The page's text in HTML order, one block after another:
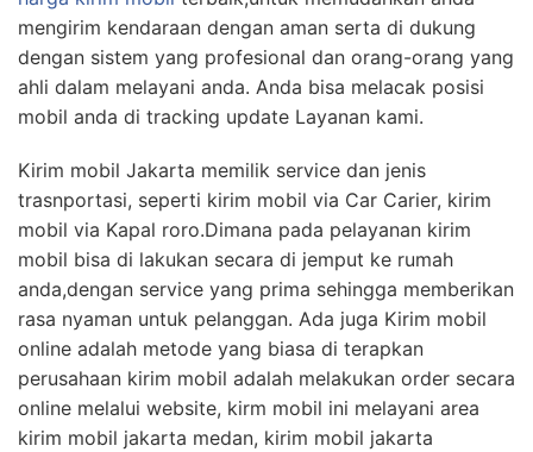
mengirim kendaraan dengan aman serta di dukung
dengan sistem yang profesional dan orang-orang yang
ahli dalam melayani anda. Anda bisa melacak posisi
mobil anda di tracking update Layanan kami.
Kirim mobil Jakarta memilik service dan jenis
trasnportasi, seperti kirim mobil via Car Carier, kirim
mobil via Kapal roro.Dimana pada pelayanan kirim
mobil bisa di lakukan secara di jemput ke rumah
anda,dengan service yang prima sehingga memberikan
rasa nyaman untuk pelanggan. Ada juga Kirim mobil
online adalah metode yang biasa di terapkan
perusahaan kirim mobil adalah melakukan order secara
online melalui website, kirm mobil ini melayani area
kirim mobil jakarta medan, kirim mobil jakarta